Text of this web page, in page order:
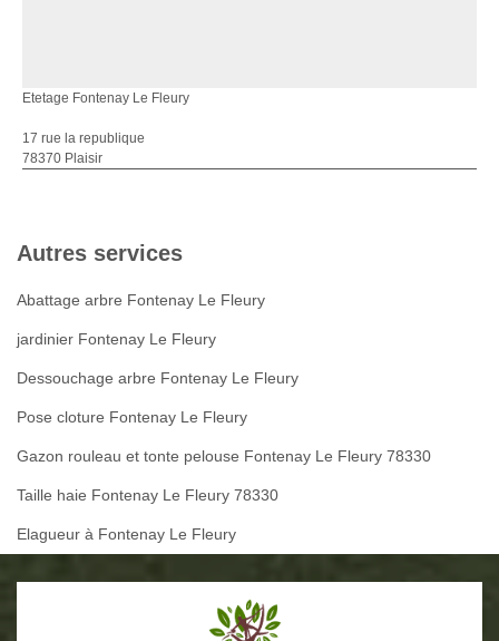
Etetage Fontenay Le Fleury
17 rue la republique
78370 Plaisir
Autres services
Abattage arbre Fontenay Le Fleury
jardinier Fontenay Le Fleury
Dessouchage arbre Fontenay Le Fleury
Pose cloture Fontenay Le Fleury
Gazon rouleau et tonte pelouse Fontenay Le Fleury 78330
Taille haie Fontenay Le Fleury 78330
Elagueur à Fontenay Le Fleury